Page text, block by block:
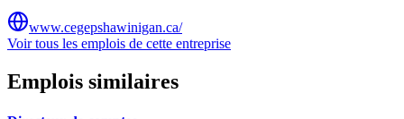
www.cegepshawinigan.ca/
Voir tous les emplois de cette entreprise
Emplois similaires